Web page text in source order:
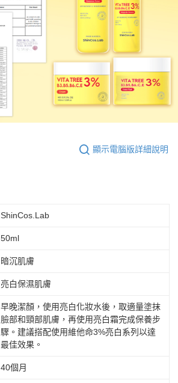
顯示電腦版詳細說明
ShinCos.Lab
50ml
暗沉肌膚
亮白保濕肌膚
早晚潔顏，使用亮白化妝水後，取適量塗抹
臉部和頸部肌膚，再使用亮白霜完成保養步
驟。建議搭配使用維他命3%亮白系列以達
最佳效果。
40個月